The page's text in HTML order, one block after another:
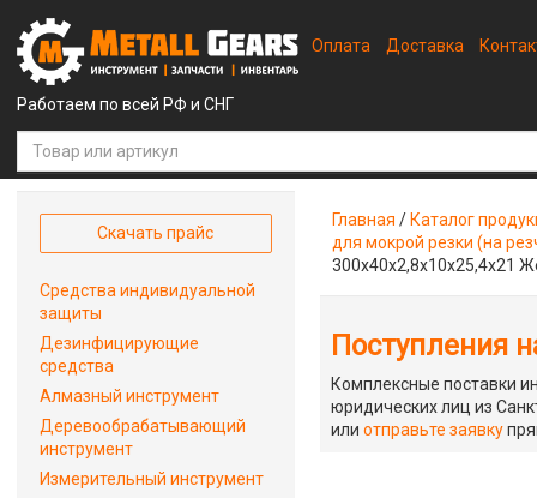
Работаем по всей РФ и СНГ
Оплата Доставка
Главная / Каталог
для мокрой резки (на
300х40х2,8х10х25,4х21
Поступления
Комплексные поставки
юридических лиц из
илиотправьте заявку
Скачать прайс
Средства индивидуальной
защиты
Дезинфицирующие
средства
Алмазный инструмент
Деревообрабатывающий
инструмент
Измерительный инструмент